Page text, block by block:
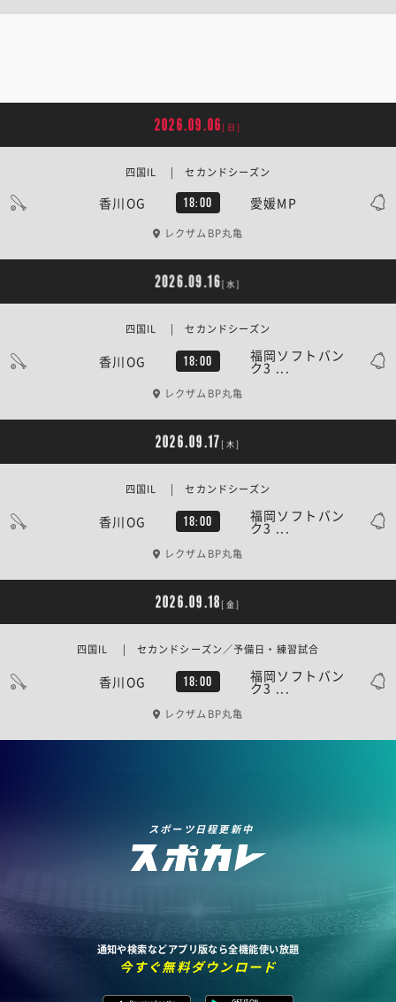
2026.09.06 [日]
香川OG 18:00 愛媛MP
四国IL | セカンドシーズン
レクザムBP丸亀
2026.09.16[水]
香川OG 18:00 福岡ソフトバン
ク3 ...
四国IL | セカンドシーズン
レクザムBP丸亀
2026.09.17 [木]
香川OG 18:00 福岡ソフトバン
ク3 ...
四国IL | セカンドシーズン
レクザムBP丸亀
2026.09.18 [金]
香川OG 18:00 福岡ソフトバン
ク3 ...
四国IL | セカンドシーズン／予備日・練習試合
レクザムBP丸亀
スポーツ日程更新中
通知や検索などアプリ版なら全機能使い放題
今すぐ無料ダウンロード